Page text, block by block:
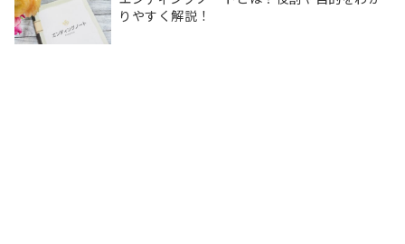
りやすく解説！